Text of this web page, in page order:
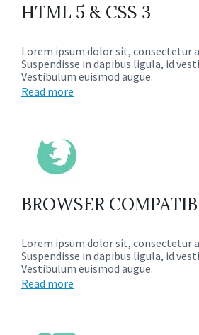
HTML 5 & CSS 3
Lorem ipsum dolor sit, consectetur
Suspendisse in dapibus ligula, id
Vestibulum euismod augue.
Read more
BROWSER
Lorem ipsum dolor sit, consectetur
Suspendisse in dapibus ligula, id
Vestibulum euismod augue.
Read more